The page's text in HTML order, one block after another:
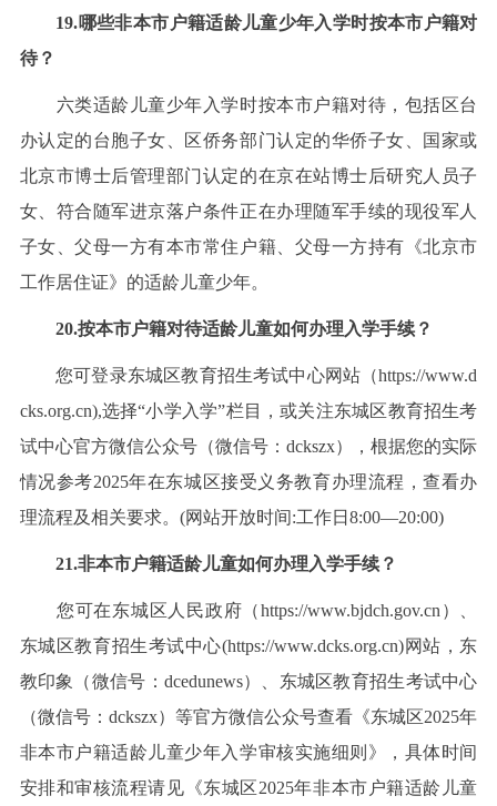
19.哪些非本市户籍适龄儿童少年入学时按本市户籍对
待？
六类适龄儿童少年入学时按本市户籍对待，包括区台
办认定的台胞子女、区侨务部门认定的华侨子女、国家或
北京市博士后管理部门认定的在京在站博士后研究人员子
女、符合随军进京落户条件正在办理随军手续的现役军人
子女、父母一方有本市常住户籍、父母一方持有《北京市
工作居住证》的适龄儿童少年。
20.按本市户籍对待适龄儿童如何办理入学手续？
您可登录东城区教育招生考试中心网站（https://www.d
cks.org.cn),选择“小学入学”栏目，或关注东城区教育招生考
试中心官方微信公众号（微信号：dckszx），根据您的实际
情况参考2025年在东城区接受义务教育办理流程，查看办
理流程及相关要求。(网站开放时间:工作日8:00—20:00)
21.非本市户籍适龄儿童如何办理入学手续？
您可在东城区人民政府（https://www.bjdch.gov.cn）、
东城区教育招生考试中心(https://www.dcks.org.cn)网站，东
教印象（微信号：dcedunews）、东城区教育招生考试中心
（微信号：dckszx）等官方微信公众号查看《东城区2025年
非本市户籍适龄儿童少年入学审核实施细则》，具体时间
安排和审核流程请见《东城区2025年非本市户籍适龄儿童